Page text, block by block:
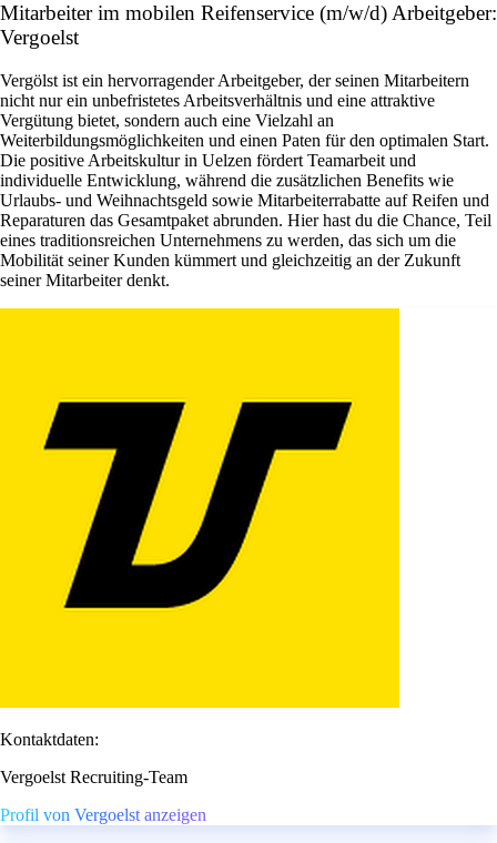
Mitarbeiter im mobilen Reifenservice (m/w/d) Arbeitgeber:
Vergoelst
Vergölst ist ein hervorragender Arbeitgeber, der seinen Mitarbeitern
nicht nur ein unbefristetes Arbeitsverhältnis und eine attraktive
Vergütung bietet, sondern auch eine Vielzahl an
Weiterbildungsmöglichkeiten und einen Paten für den optimalen Start.
Die positive Arbeitskultur in Uelzen fördert Teamarbeit und
individuelle Entwicklung, während die zusätzlichen Benefits wie
Urlaubs- und Weihnachtsgeld sowie Mitarbeiterrabatte auf Reifen und
Reparaturen das Gesamtpaket abrunden. Hier hast du die Chance, Teil
eines traditionsreichen Unternehmens zu werden, das sich um die
Mobilität seiner Kunden kümmert und gleichzeitig an der Zukunft
seiner Mitarbeiter denkt.
Kontaktdaten:
Vergoelst Recruiting-Team
Profil von Vergoelst anzeigen